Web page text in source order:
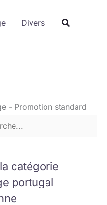
Divers
catégorie
portugal